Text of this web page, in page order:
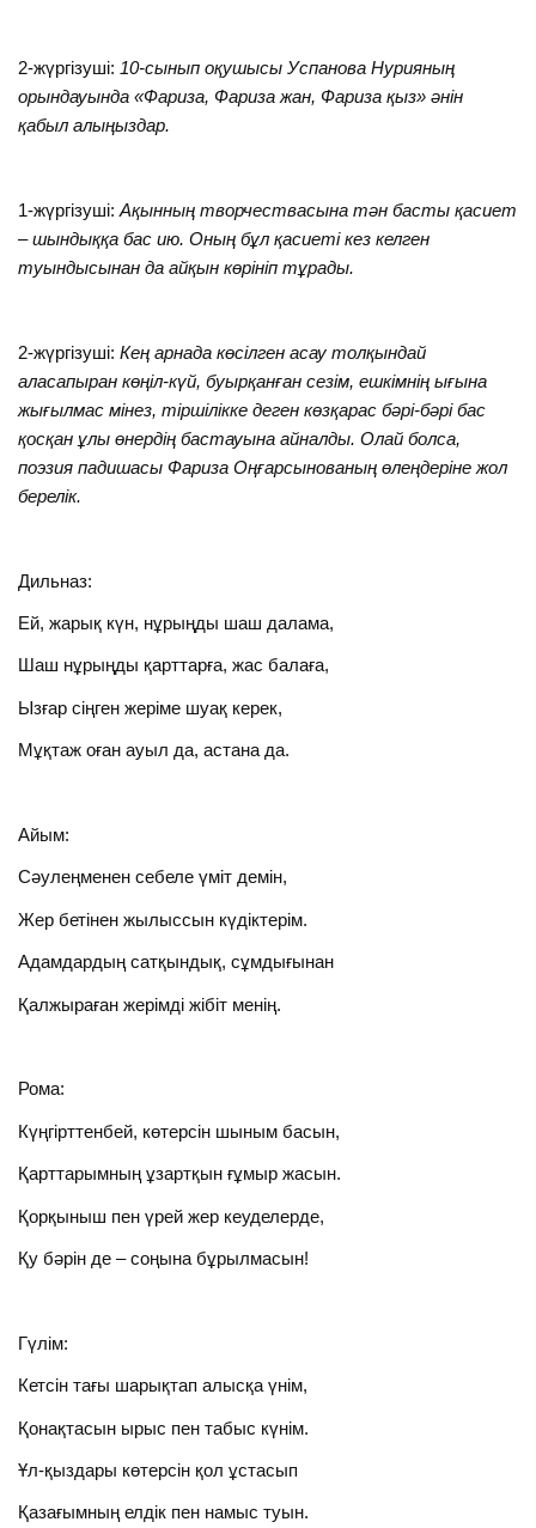
2-жүргізуші: 10-сынып оқушысы Успанова Нурияның
орындауында «Фариза, Фариза жан, Фариза қыз» әнін
қабыл алыңыздар.
1-жүргізуші:Ақынның творчествасына тән басты қасиет
– шындыққа бас ию. Оның бұл қасиеті кез келген
туындысынан да айқын көрініп тұрады.
2-жүргізуші:Кең арнада көсілген асау толқындай
аласапыран көңіл-күй, буырқанған сезім, ешкімнің ығына
жығылмас мінез, тіршілікке деген көзқарас бәрі-бәрі бас
қосқан ұлы өнердің бастауына айналды. Олай болса,
поэзия падишасы Фариза Оңғарсынованың өлеңдеріне жол
берелік.
Дильназ:
Ей, жарық күн, нұрыңды шаш далама,
Шаш нұрыңды қарттарға, жас балаға,
Ызғар сіңген жеріме шуақ керек,
Мұқтаж оған ауыл да, астана да.
Айым:
Сәулеңменен себеле үміт демін,
Жер бетінен жылыссын күдіктерім.
Адамдардың сатқындық, сұмдығынан
Қалжыраған жерімді жібіт менің.
Рома:
Күңгірттенбей, көтерсін шыным басын,
Қарттарымның ұзартқын ғұмыр жасын.
Қорқыныш пен үрей жер кеуделерде,
Қу бәрін де – соңына бұрылмасын!
Гүлім:
Кетсін тағы шарықтап алысқа үнім,
Қонақтасын ырыс пен табыс күнім.
Ұл-қыздары көтерсін қол ұстасып
Қазағымның елдік пен намыс туын.